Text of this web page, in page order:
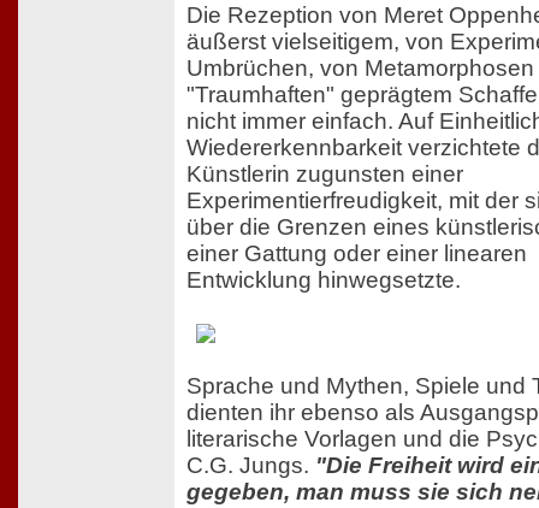
Die Rezeption von Meret
äußerst vielseitigem, von
Umbrüchen, von
"Traumhaften" geprägtem
nicht immer einfach. Auf
Wiedererkennbarkeit verzichtete
Künstlerin zugunsten einer
Experimentierfreudigkeit, mit der
über die Grenzen eines
einer Gattung oder einer linearen
Entwicklung hinwegsetzte.
Sprache und Mythen, Spiele und
dienten ihr ebenso als
literarische Vorlagen und die
C.G. Jungs. "Die Freiheit wird
gegeben, man muss sie sich